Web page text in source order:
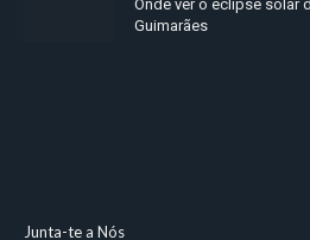
Onde ver o eclipse solar
Guimarães
Junta-te a Nós